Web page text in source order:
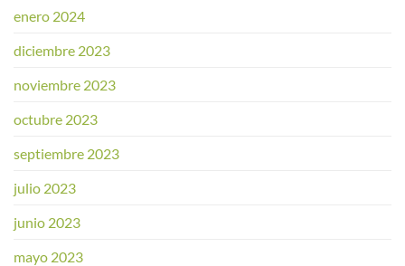
enero 2024
diciembre 2023
noviembre 2023
octubre 2023
septiembre 2023
julio 2023
junio 2023
mayo 2023